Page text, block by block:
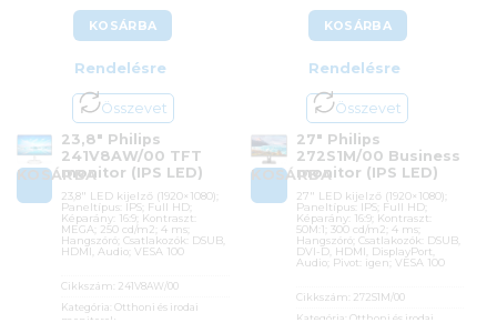
KOSÁRBA
Rendelésre
Összevet
KOSÁRBA
23,8″ Philips
241V8AW/00 TFT
monitor (IPS LED)
23,8″ LED kijelző (1920×1080);
Paneltípus: IPS; Full HD;
Képarány: 16:9; Kontraszt:
MEGA; 250 cd/m2; 4 ms;
Hangszóró; Csatlakozók: DSUB,
HDMI, Audio; VESA 100
Cikkszám: 241V8AW/00
Kategória:Otthoni és irodai
monitorok
KOSÁRBA
Rendelésre
Összevet
KOSÁRBA
27″ Philips
272S1M/00 Business
monitor (IPS LED)
27″ LED kijelző (1920×1080);
Paneltípus: IPS; Full HD;
Képarány: 16:9; Kontraszt:
50M:1; 300 cd/m2; 4 ms;
Hangszóró; Csatlakozók: DSUB,
DVI-D, HDMI, DisplayPort,
Audio; Pivot: igen; VESA 100
Cikkszám: 272S1M/00
Kategória: Otthoni és irodai